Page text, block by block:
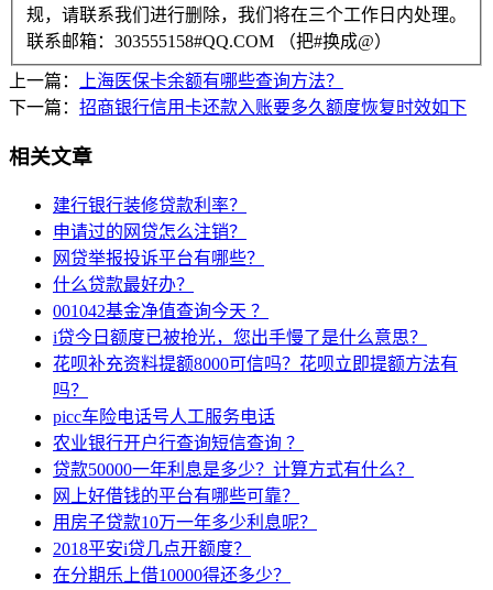
规，请联系我们进行删除，我们将在三个工作日内处理。
联系邮箱：303555158#QQ.COM （把#换成@）
上一篇： 上海医保卡余额有哪些查询方法？
下一篇： 招商银行信用卡还款入账要多久额度恢复时效如下
相关文章
建行银行装修贷款利率？
申请过的网贷怎么注销？
网贷举报投诉平台有哪些？
什么贷款最好办？
001042基金净值查询今天 ？
i贷今日额度已被抢光，您出手慢了是什么意思？
花呗补充资料提额8000可信吗？花呗立即提额方法有
吗？
picc车险电话号人工服务电话
农业银行开户行查询短信查询 ？
贷款50000一年利息是多少？计算方式有什么？
网上好借钱的平台有哪些可靠？
用房子贷款10万一年多少利息呢？
2018平安i贷几点开额度？
在分期乐上借10000得还多少？